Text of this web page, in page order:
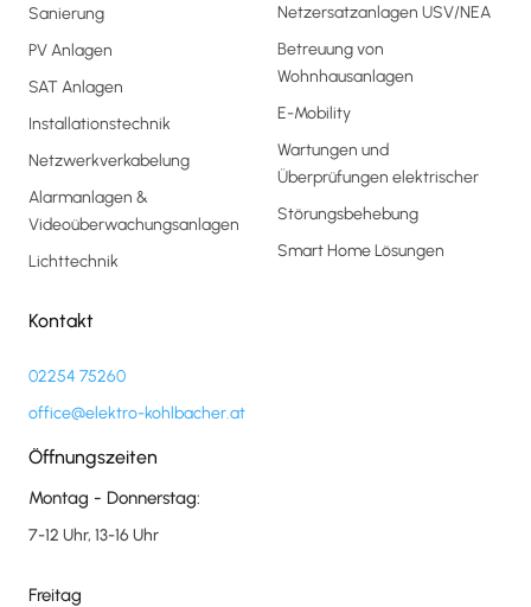
Sanierung
PV Anlagen
SAT Anlagen
Installationstechnik
Netzwerkverkabelung
Alarmanlagen &
Videoüberwachungsanlagen
Lichttechnik
Netzersatzanlagen USV/NEA
Betreuung von
Wohnhausanlagen
E-Mobility
Wartungen und
Überprüfungen elektrischer
Störungsbehebung
Smart Home Lösungen
Kontakt
02254 75260
office@elektro-kohlbacher.at
Öffnungszeiten
Montag - Donnerstag:
7-12 Uhr, 13-16 Uhr
Freitag